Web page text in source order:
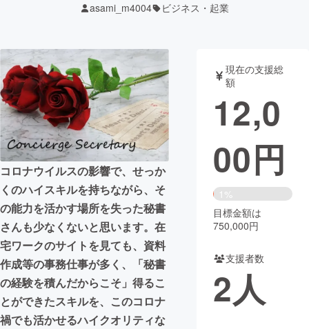
テクノロジー・ガジェット
映像・映画 書籍・雑誌
ビジネス・起業 チャレンジ
まちづくり・地域活性化
CAMPFIRE for Social Good
CAMPFIRE Creation
CAMPFIREふるさと納税machi-ya コミュニティ
asami_m4004 ビジネス・起業
コロナウイルスの影響で、せっか
くのハイスキルを持ちながら、そ
の能力を活かす場所を失った秘書
さんも少なくないと思います。在
宅ワークのサイトを見ても、資料
作成等の事務仕事が多く、「秘書
の経験を積んだからこそ」得るこ
とができたスキルを、このコロナ
禍でも活かせるハイクオリティな
現在の支援総
額
12,0
00円
1%
目標金額は
750,000円
支援者数
2人